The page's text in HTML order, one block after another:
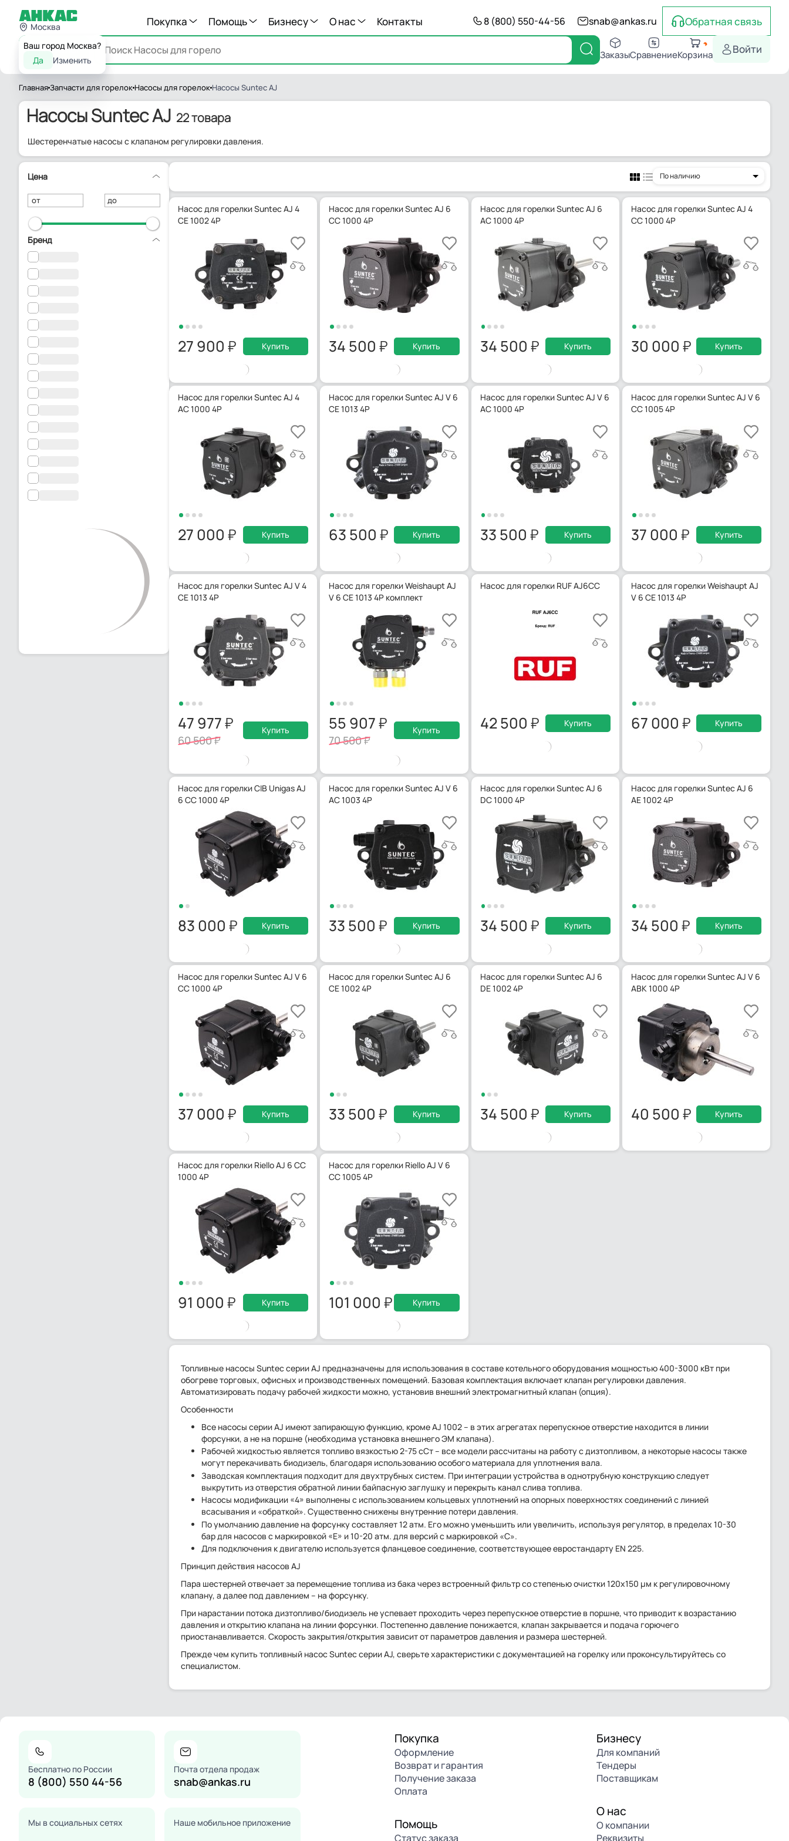
Москва
Ваш город Москва?
Да
Изменить
Покупка Помощь Бизнесу О нас Контакты 8 (800) 550-44-56 snab@ankas.ru Обратная связь
Каталог ЗаказыСравнениеКорзина Войти
ГлавнаяЗапчасти для горелок Насосы для горелок Насосы Suntec AJ
Насосы Suntec AJ 22 товара
Шестеренчатые насосы с клапаном регулировки давления.
Цена
от до
Бренд
По наличию
Насос для горелки Suntec AJ 4
CE 1002 4P
27 900 Купить
Насос для горелки Suntec AJ 6
CC 1000 4P
34 500 Купить
Насос для горелки Suntec AJ 6
AC 1000 4P
34 500 Купить
Насос для горелки Suntec AJ 4
CC 1000 4P
30 000 Купить
Насос для горелки Suntec AJ 4
AC 1000 4P
27 000 Купить
Насос для горелки Suntec AJ V 6
CE 1013 4P
63 500 Купить
Насос для горелки Suntec AJ V 6
AC 1000 4P
33 500 Купить
Насос для горелки Suntec AJ V 6
CC 1005 4P
37 000 Купить
Насос для горелки Suntec AJ V 4
CE 1013 4P
47 977
60 500
Купить
Насос для горелки Weishaupt AJ
V 6 CE 1013 4P комплект
55 907
70 500
Купить
Насос для горелки RUF AJ6CC
42 500 Купить
Насос для горелки Weishaupt AJ
V 6 CE 1013 4P
67 000 Купить
Насос для горелки CIB Unigas AJ
6 CC 1000 4P
83 000 Купить
Насос для горелки Suntec AJ V 6
AC 1003 4P
33 500 Купить
Насос для горелки Suntec AJ 6
DC 1000 4P
34 500 Купить
Насос для горелки Suntec AJ 6
AE 1002 4P
34 500 Купить
Насос для горелки Suntec AJ V 6
CC 1000 4P
37 000 Купить
Насос для горелки Suntec AJ 6
CE 1002 4P
33 500 Купить
Насос для горелки Suntec AJ 6
DE 1002 4P
34 500 Купить
Насос для горелки Suntec AJ V 6
ABK 1000 4P
40 500 Купить
Насос для горелки Riello AJ 6 CC
1000 4P
91 000 Купить
Насос для горелки Riello AJ V 6
CC 1005 4P
101 000 Купить
Топливные насосы Suntec серии AJ предназначены для использования в составе котельного оборудования мощностью 400-3000 кВт при
обогреве торговых, офисных и производственных помещений. Базовая комплектация включает клапан регулировки давления.
Автоматизировать подачу рабочей жидкости можно, установив внешний электромагнитный клапан (опция).
Особенности
Все насосы серии AJ имеют запирающую функцию, кроме AJ 1002 – в этих агрегатах перепускное отверстие находится в линии
форсунки, а не на поршне (необходима установка внешнего ЭМ клапана).
Рабочей жидкостью является топливо вязкостью 2-75 сСт – все модели рассчитаны на работу с дизтопливом, а некоторые насосы также
могут перекачивать биодизель, благодаря использованию особого материала для уплотнения вала.
Заводская комплектация подходит для двухтрубных систем. При интеграции устройства в однотрубную конструкцию следует
выкрутить из отверстия обратной линии байпасную заглушку и перекрыть канал слива топлива.
Насосы модификации «4» выполнены с использованием кольцевых уплотнений на опорных поверхностях соединений с линией
всасывания и «обраткой». Существенно снижены внутренние потери давления.
По умолчанию давление на форсунку составляет 12 атм. Его можно уменьшить или увеличить, используя регулятор, в пределах 10-30
бар для насосов с маркировкой «Е» и 10-20 атм. для версий с маркировкой «C».
Для подключения к двигателю используется фланцевое соединение, соответствующее евростандарту EN 225.
Принцип действия насосов AJ
Пара шестерней отвечает за перемещение топлива из бака через встроенный фильтр со степенью очистки 120х150 µм к регулировочному
клапану, а далее под давлением – на форсунку.
При нарастании потока дизтопливо/биодизель не успевает проходить через перепускное отверстие в поршне, что приводит к возрастанию
давления и открытию клапана на линии форсунки. Постепенно давление понижается, клапан закрывается и подача горючего
приостанавливается. Скорость закрытия/открытия зависит от параметров давления и размера шестерней.
Прежде чем купить топливный насос Suntec серии AJ, сверьте характеристики с документацией на горелку или проконсультируйтесь со
специалистом.
Бесплатно по России
8 (800) 550 44-56
Почта отдела продаж
snab@ankas.ru
Мы в социальных сетях Наше мобильное приложение
Покупка
Оформление
Возврат и гарантия
Получение заказа
Оплата
Помощь
Статус заказа
Бизнесу
Для компаний
Тендеры
Поставщикам
О нас
О компании
Реквизиты